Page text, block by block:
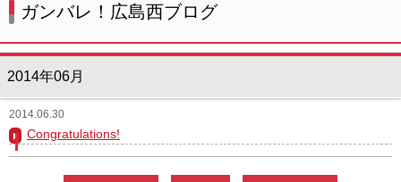
試合結果
想い出アルバム
卒団生の声
ガンバレ！広島西ブログ
2014年06月
2014.06.30
Congratulations!